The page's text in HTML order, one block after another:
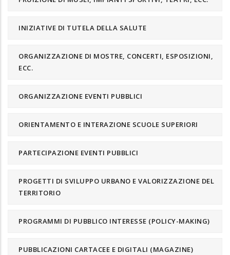
INIZIATIVE DI TUTELA DELLA SALUTE
ORGANIZZAZIONE DI MOSTRE, CONCERTI, ESPOSIZIONI,
ECC.
ORGANIZZAZIONE EVENTI PUBBLICI
ORIENTAMENTO E INTERAZIONE SCUOLE SUPERIORI
PARTECIPAZIONE EVENTI PUBBLICI
PROGETTI DI SVILUPPO URBANO E VALORIZZAZIONE DEL
TERRITORIO
PROGRAMMI DI PUBBLICO INTERESSE (POLICY-MAKING)
PUBBLICAZIONI CARTACEE E DIGITALI (MAGAZINE)